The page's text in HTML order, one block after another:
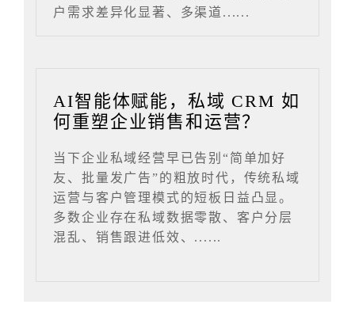
户需求差异化显著、多渠道......
AI智能体赋能，私域 CRM 如
何重塑企业销售和运营？
当下企业私域经营早已告别“简单加好
友、批量发广告”的粗放时代，传统私域
运营与客户管理模式的短板日益凸显。
多数企业存在私域数据零散、客户分层
混乱、销售跟进低效、......